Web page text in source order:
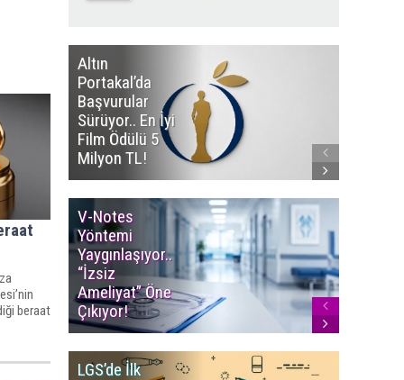
beraat
Altın
Portakal’da
Başvurular
Sürüyor.. En İyi
Film Ödülü 5
Milyon TL!
V-Notes
Yöntemi
Yaygınlaşıyor..
“İzsiz
Ameliyat” Öne
Çıkıyor!
LGS’de İlk